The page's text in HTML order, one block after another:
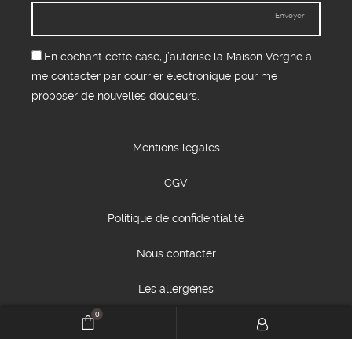
En cochant cette case, j’autorise la Maison Vergne à
me contacter par courrier électronique pour me
proposer de nouvelles douceurs.
Envoyer
Mentions légales
CGV
Politique de confidentialité
Nous contacter
Les allergènes
0